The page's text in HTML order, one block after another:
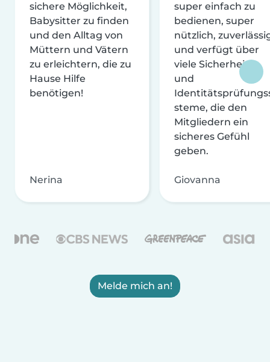
sichere Möglichkeit,
Babysitter zu finden
und den Alltag von
Müttern und Vätern
zu erleichtern, die zu
Hause Hilfe
benötigen!
Nerina
super einfach zu
bedienen, super
nützlich,
und verfügt über
viele Sicherheits-
und
steme, die den
Mitgliedern ein
sicheres Gefühl
geben.
Giovanna
Melde mich an!